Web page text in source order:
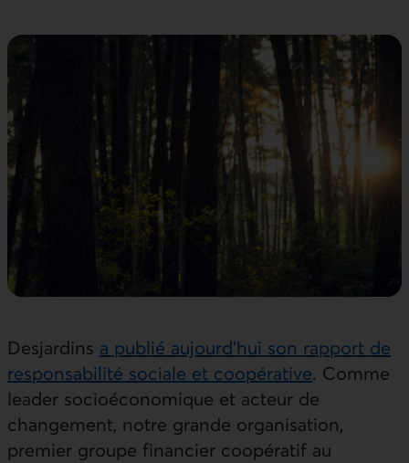
Desjardins a publié aujourd’hui son rapport de
responsabilité sociale et coopérative. Comme
leader socioéconomique et acteur de
changement, notre grande organisation,
premier groupe financier coopératif au